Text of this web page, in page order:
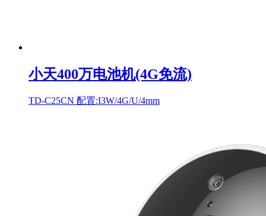
小天400万电池机(4G免流)
TD-C25CN 配置:I3W/4G/U/4mm